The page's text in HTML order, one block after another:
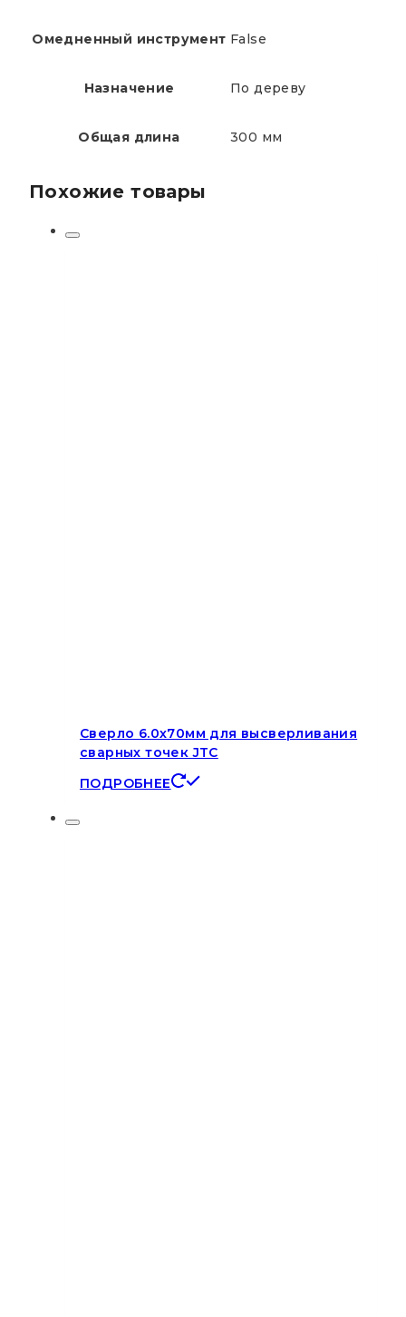
Омедненный инструмент False
Назначение По дереву
Общая длина 300 мм
Похожие товары
Сверло 6.0х70мм для высверливания
сварных точек JTC
ПОДРОБНЕЕ